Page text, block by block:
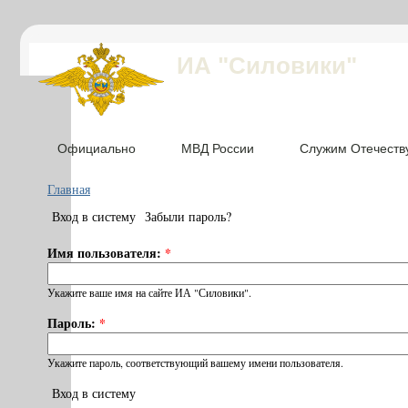
ИА "Силовики"
Официально МВД России Служим
Главная
Вход в систему Забыли пароль?
Имя пользователя: *
Укажите ваше имя на сайте ИА "Силовики".
Пароль: *
Укажите пароль, соответствующий вашему имени пользователя.
Вход в систему